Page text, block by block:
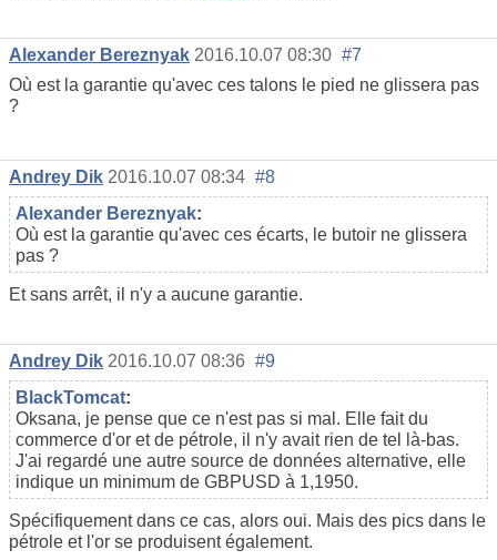
Alexander Bereznyak 2016.10.07 08:30 #7
Où est la garantie qu'avec ces talons le pied ne glissera pas
?
Andrey Dik 2016.10.07 08:34 #8
Alexander Bereznyak:
Où est la garantie qu'avec ces écarts, le butoir ne glissera
pas ?
Et sans arrêt, il n'y a aucune garantie.
Andrey Dik 2016.10.07 08:36 #9
BlackTomcat:
Oksana, je pense que ce n'est pas si mal. Elle fait du
commerce d'or et de pétrole, il n'y avait rien de tel là-bas.
J'ai regardé une autre source de données alternative, elle
indique un minimum de GBPUSD à 1,1950.
Spécifiquement dans ce cas, alors oui. Mais des pics dans le
pétrole et l'or se produisent également.